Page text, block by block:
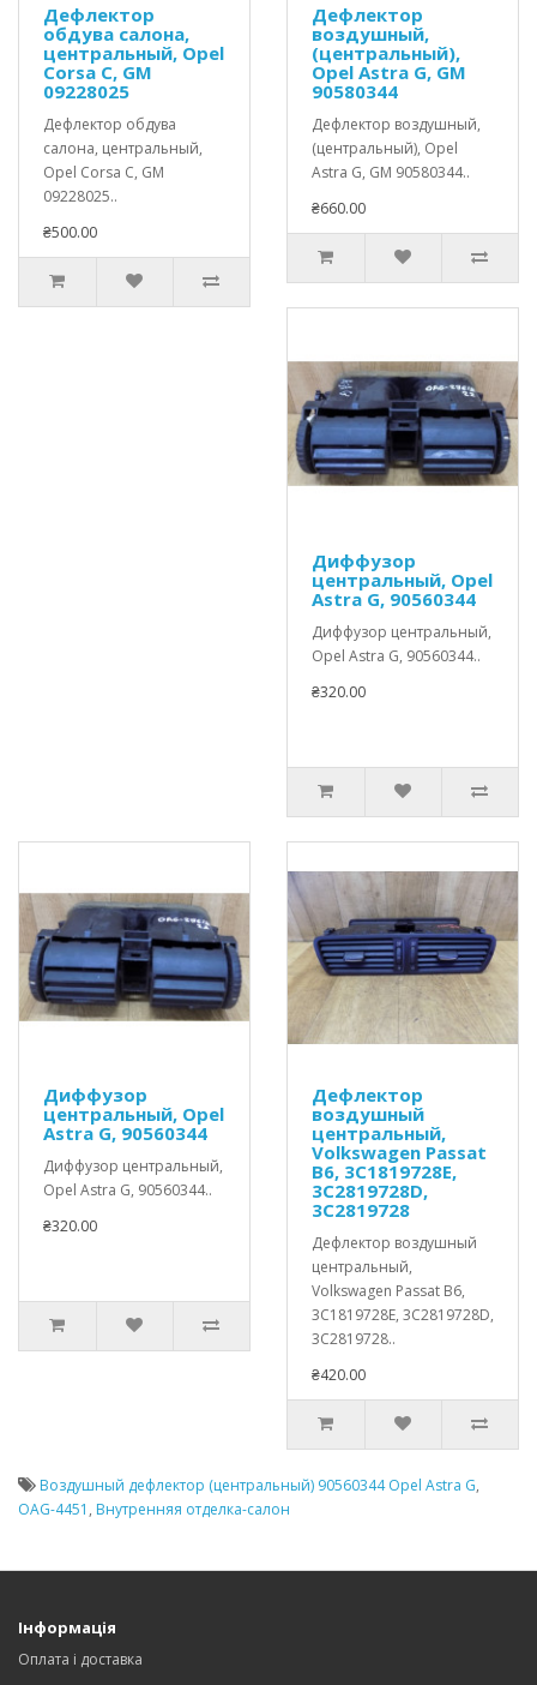
Дефлектор
обдува салона,
центральный, Opel
Corsa C, GM
09228025
Дефлектор обдува
салона, центральный,
Opel Corsa C, GM
09228025..
₴500.00
Дефлектор
воздушный,
(центральный),
Opel Astra G, GM
90580344
Дефлектор воздушный,
(центральный), Opel
Astra G, GM 90580344..
₴660.00
Диффузор
центральный, Opel
Astra G, 90560344
Диффузор центральный,
Opel Astra G, 90560344..
₴320.00
Диффузор
центральный, Opel
Astra G, 90560344
Диффузор центральный,
Opel Astra G, 90560344..
₴320.00
Дефлектор
воздушный
центральный,
Volkswagen Passat
B6, 3C1819728E,
3C2819728D,
3C2819728
Дефлектор воздушный
центральный,
Volkswagen Passat B6,
3C1819728E, 3C2819728D,
3C2819728..
₴420.00
Воздушный дефлектор (центральный) 90560344 Opel Astra G,
OAG-4451 , Внутренняя отделка-салон
Інформація
Оплата і доставка